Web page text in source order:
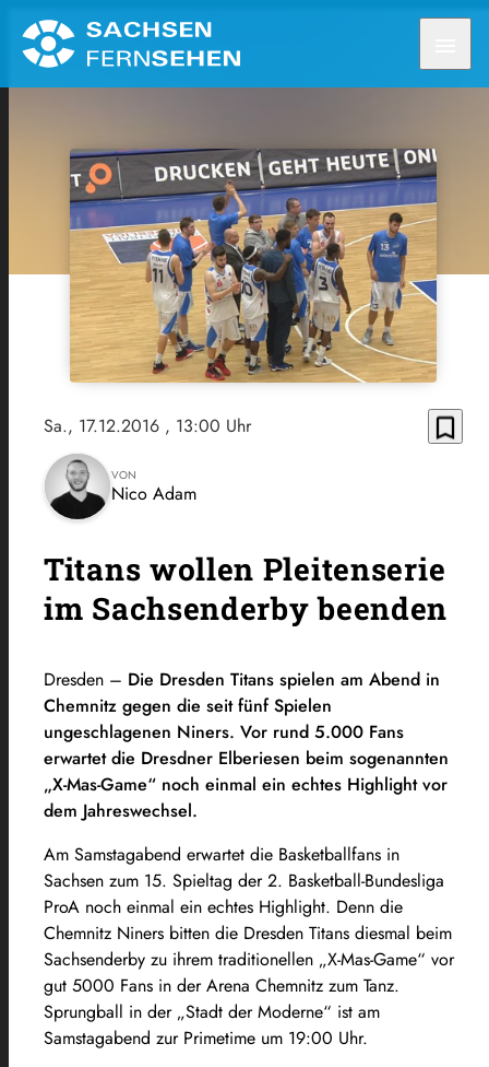
Sa., 17.12.2016 , 13:00 Uhr bookmark_border
VON
Nico Adam
Titans wollen Pleitenserie
im Sachsenderby beenden
Dresden – Die Dresden Titans spielen am Abend in
Chemnitz gegen die seit fünf Spielen
ungeschlagenen Niners. Vor rund 5.000 Fans
erwartet die Dresdner Elberiesen beim sogenannten
„X-Mas-Game“ noch einmal ein echtes Highlight vor
dem Jahreswechsel.
Am Samstagabend erwartet die Basketballfans in
Sachsen zum 15. Spieltag der 2. Basketball-Bundesliga
ProA noch einmal ein echtes Highlight. Denn die
Chemnitz Niners bitten die Dresden Titans diesmal beim
Sachsenderby zu ihrem traditionellen „X-Mas-Game“ vor
gut 5000 Fans in der Arena Chemnitz zum Tanz.
Sprungball in der „Stadt der Moderne“ ist am
Samstagabend zur Primetime um 19:00 Uhr.